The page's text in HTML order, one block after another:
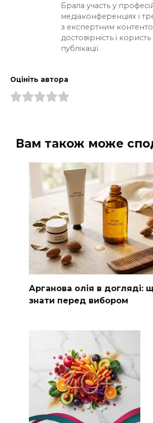
Брала участь у
медіаконференціях і
з експертним
достовірність і
публікації.
Оцініть автора
Вам також може
Арганова олія в догляді:
знати перед вибором